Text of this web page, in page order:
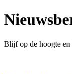
Blijf op de hoogte en